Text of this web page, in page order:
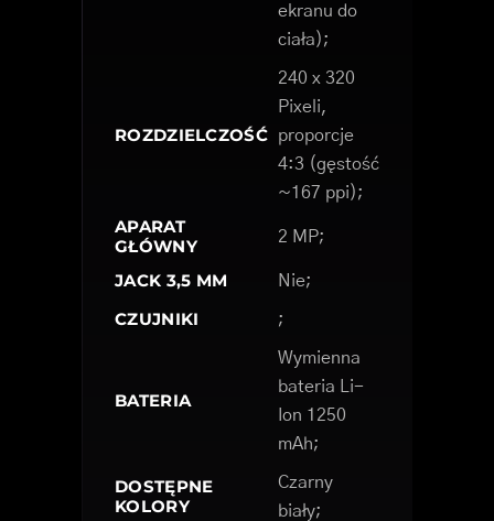
ekranu do
ciała);
ROZDZIELCZOŚĆ
240 x 320
Pixeli,
proporcje
4:3 (gęstość
~167 ppi);
APARAT
GŁÓWNY
2 MP;
JACK 3,5 MM Nie;
CZUJNIKI ;
BATERIA
Wymienna
bateria Li-
Ion 1250
mAh;
DOSTĘPNE
KOLORY
Czarny
biały;